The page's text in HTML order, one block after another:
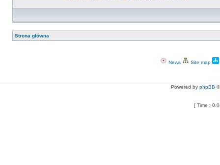
Strona główna
News Site map
Powered by phpBB
[ Time :